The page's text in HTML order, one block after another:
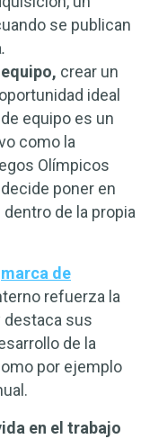
se publican
.
crear un
ideal
equipo es un
como la
Olímpicos
poner en
de la propia
marca de
refuerza la
destaca sus
de la
por ejemplo
en el trabajo